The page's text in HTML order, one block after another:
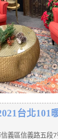
台北101
義區信義路五段